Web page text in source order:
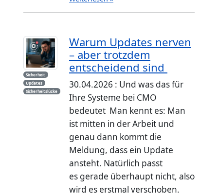
Sicherheit
Updates
Sicherheitslücke
Warum Updates nerven
– aber trotzdem
entscheidend sind
30.04.2026 : Und was das für
Ihre Systeme bei CMO
bedeutet Man kennt es: Man
ist mitten in der Arbeit und
genau dann kommt die
Meldung, dass ein Update
ansteht. Natürlich passt
es gerade überhaupt nicht, also
wird es erstmal verschoben.